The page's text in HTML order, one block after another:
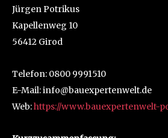
Jürgen Potrikus
Kapellenweg 10
56412 Girod
Telefon: 0800 9991510
E-Mail: info@bauexpertenwelt.de
Web:https://www.bauexpertenwelt-